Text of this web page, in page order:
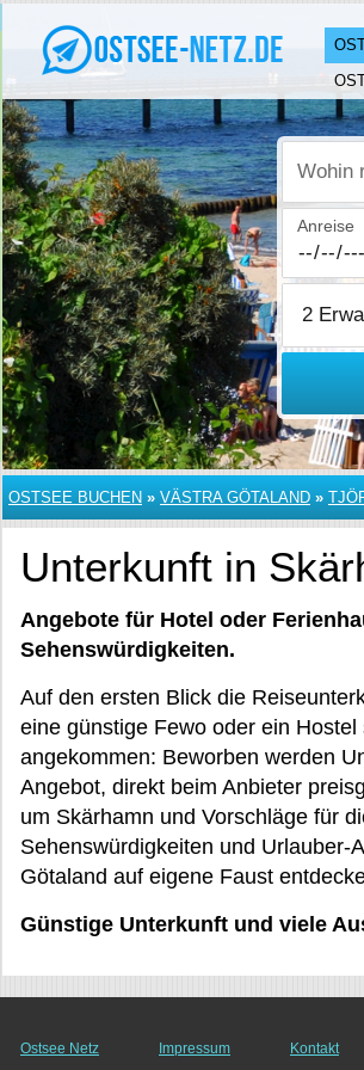
Wohin
Anreise
OSTSEE BUCHEN » VÄSTRA GÖTALAND »
Unterkunft in
Angebote für Hotel oder
Sehenswürdigkeiten.
Auf den ersten Blick die
eine günstige Fewo oder ein
angekommen: Beworben werden
Angebot, direkt beim Anbieter
um Skärhamn und Vorschläge für
Sehenswürdigkeiten und Urlauber-
Götaland auf eigene Faust
Günstige Unterkunft und viele
Ostsee Netz Impressum Kontakt